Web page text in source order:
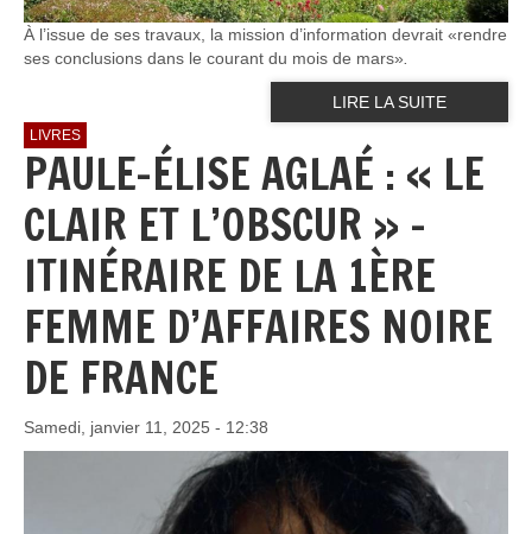
À l’issue de ses travaux, la mission d’information devrait «rendre
ses conclusions dans le courant du mois de mars»
LIRE LA SUITE
LIVRES
PAULE-ÉLISE AGLAÉ : « LE
CLAIR ET L’OBSCUR » –
ITINÉRAIRE DE LA 1ÈRE
FEMME D’AFFAIRES NOIRE
DE FRANCE
Samedi, janvier 11, 2025 - 12:38